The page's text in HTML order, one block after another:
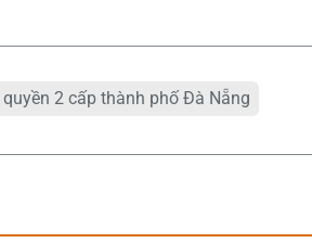
2 cấp thành phố Đà Nẵng